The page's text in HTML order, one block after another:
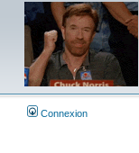
Connexion